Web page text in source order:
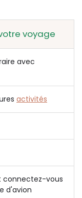
voyage
avec
activités
connectez-vous
d'avion